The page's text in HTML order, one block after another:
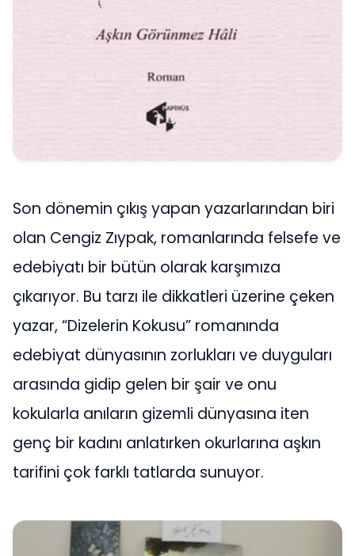
Son dönemin çıkış yapan yazarlarından biri
olan Cengiz Zıypak, romanlarında felsefe ve
edebiyatı bir bütün olarak karşımıza
çıkarıyor. Bu tarzı ile dikkatleri üzerine çeken
yazar, “Dizelerin Kokusu” romanında
edebiyat dünyasının zorlukları ve duyguları
arasında gidip gelen bir şair ve onu
kokularla anıların gizemli dünyasına iten
genç bir kadını anlatırken okurlarına aşkın
tarifini çok farklı tatlarda sunuyor.